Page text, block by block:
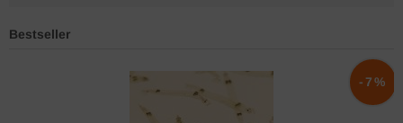
Bestseller
-7%